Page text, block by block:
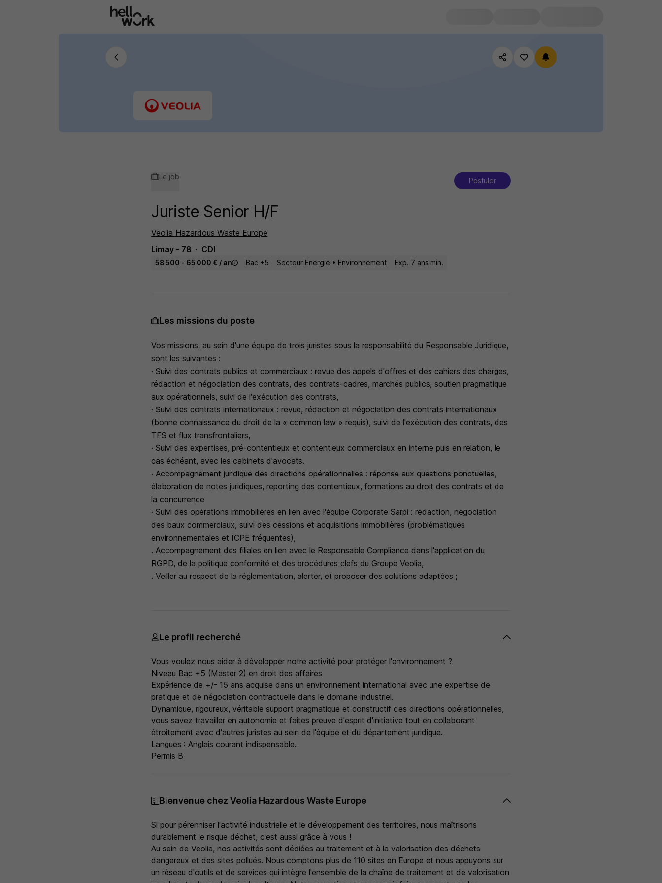
Le job Postuler
Juriste Senior H/F
Veolia Hazardous Waste Europe
Limay - 78
CDI
58 500 - 65 000 € / an Bac +5 Secteur Energie • Environnement Exp. 7 ans min.
Les missions du poste
Vos missions, au sein d'une équipe de trois juristes sous la responsabilité du Responsable Juridique,
sont les suivantes :
· Suivi des contrats publics et commerciaux : revue des appels d'offres et des cahiers des charges,
rédaction et négociation des contrats, des contrats-cadres, marchés publics, soutien pragmatique
aux opérationnels, suivi de l'exécution des contrats,
· Suivi des contrats internationaux : revue, rédaction et négociation des contrats internationaux
(bonne connaissance du droit de la « common law » requis), suivi de l'exécution des contrats, des
TFS et flux transfrontaliers,
· Suivi des expertises, pré-contentieux et contentieux commerciaux en interne puis en relation, le
cas échéant, avec les cabinets d'avocats.
· Accompagnement juridique des directions opérationnelles : réponse aux questions ponctuelles,
élaboration de notes juridiques, reporting des contentieux, formations au droit des contrats et de
la concurrence
· Suivi des opérations immobilières en lien avec l'équipe Corporate Sarpi : rédaction, négociation
des baux commerciaux, suivi des cessions et acquisitions immobilières (problématiques
environnementales et ICPE fréquentes),
. Accompagnement des filiales en lien avec le Responsable Compliance dans l'application du
RGPD, de la politique conformité et des procédures clefs du Groupe Veolia,
. Veiller au respect de la réglementation, alerter, et proposer des solutions adaptées ;
Le profil recherché
Vous voulez nous aider à développer notre activité pour protéger l'environnement ?
Niveau Bac +5 (Master 2) en droit des affaires
Expérience de +/- 15 ans acquise dans un environnement international avec une expertise de
pratique et de négociation contractuelle dans le domaine industriel.
Dynamique, rigoureux, véritable support pragmatique et constructif des directions opérationnelles,
vous savez travailler en autonomie et faites preuve d'esprit d'initiative tout en collaborant
étroitement avec d'autres juristes au sein de l'équipe et du département juridique.
Langues : Anglais courant indispensable.
Permis B
Bienvenue chez Veolia Hazardous Waste Europe
Si pour pérenniser l'activité industrielle et le développement des territoires, nous maîtrisons
durablement le risque déchet, c'est aussi grâce à vous !
Au sein de Veolia, nos activités sont dédiées au traitement et à la valorisation des déchets
dangereux et des sites pollués. Nous comptons plus de 110 sites en Europe et nous appuyons sur
un réseau d'outils et de services qui intègre l'ensemble de la chaîne de traitement et de valorisation